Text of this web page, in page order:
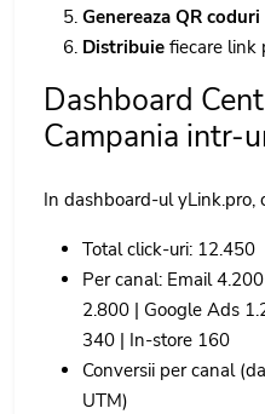
Genereaza QR coduri
Distribuie fiecare link
Dashboard
Campania intr-
In dashboard-ul yLink.pro,
Total click-uri: 12.450
Per canal: Email
2.800 | Google Ads
340 | In-store 160
Conversii per canal
UTM)